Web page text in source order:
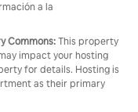
a la
Commons:This property
impact your hosting
for details. Hosting is
as their primary